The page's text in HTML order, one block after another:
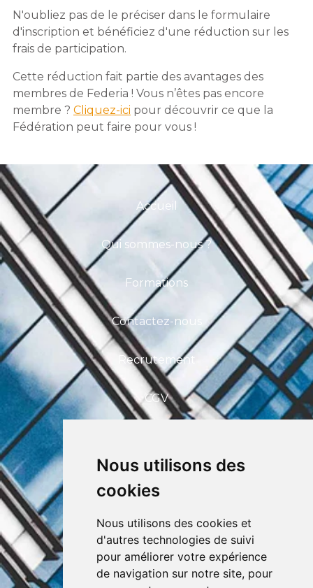
Nous utilisons des
cookies
Nous utilisons des cookies et
d'autres technologies de suivi
pour améliorer votre expérience
de navigation sur notre site, pour
N'oubliez pas de le préciser dans le formulaire
d'inscription et bénéficiez d'une réduction sur les
frais de participation.
Cette réduction fait partie des avantages des
membres de Federia ! Vous n’êtes pas encore
membre ? Cliquez-ici pour découvrir ce que la
Fédération peut faire pour vous !
Accueil
Qui sommes-nous ?
Formations
Contactez-nous
Recrutement
CGV
CEFIM ASBL
Avenue Pasteur 6, 1300 Wavre
info@cefim.be
BCE 0562.870.808